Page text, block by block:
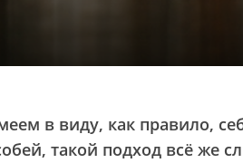
в виду, как правило,
такой подход всё же